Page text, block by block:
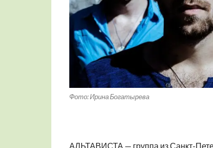
Фото: Ирина Богатырева
АЛЬТАВИСТА — группа из Санкт-